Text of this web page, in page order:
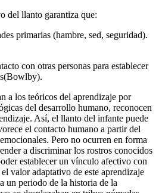
del llanto garantiza que:
primarias (hambre, sed, seguridad).
con otras personas para establecer
a los teóricos del aprendizaje por
del desarrollo humano, reconocen
Así, el llanto del infante puede
el contacto humano a partir del
Pero no ocurren en forma
a discriminar los rostros conocidos
establecer un vínculo afectivo con
valor adaptativo de este aprendizaje
un periodo de la historia de la